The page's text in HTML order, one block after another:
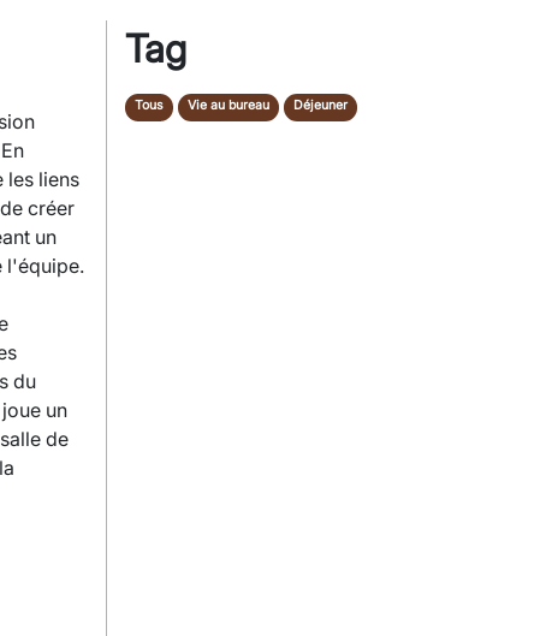
En
les liens
créer
un
l'équipe.
du
un
de
Tag
Tous Vie au bureau Déjeuner